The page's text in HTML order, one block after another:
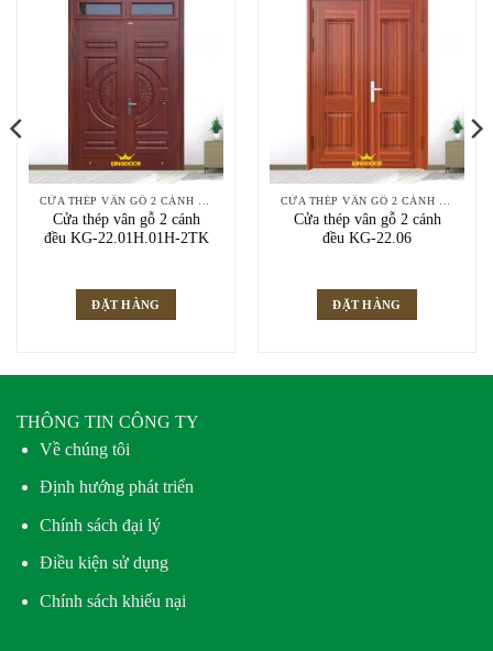
CỬA THÉP VÂN GỖ 2 CÁNH ĐỀU
Cửa thép vân gỗ 2 cánh
đều KG-22.01H.01H-2TK
ĐẶT HÀNG
CỬA THÉP VÂN GỖ 2 CÁNH ĐỀU
Cửa thép vân gỗ 2 cánh
đều KG-22.06
ĐẶT HÀNG
THÔNG TIN CÔNG TY
Về chúng tôi
Định hướng phát triển
Chính sách đại lý
Điều kiện sử dụng
Chính sách khiếu nại